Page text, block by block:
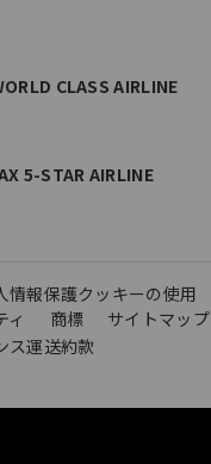
CLASS AIRLINE
5-STAR AIRLINE
情報保護クッキーの使用
ィ
商標
サイトマップ
ス運送約款